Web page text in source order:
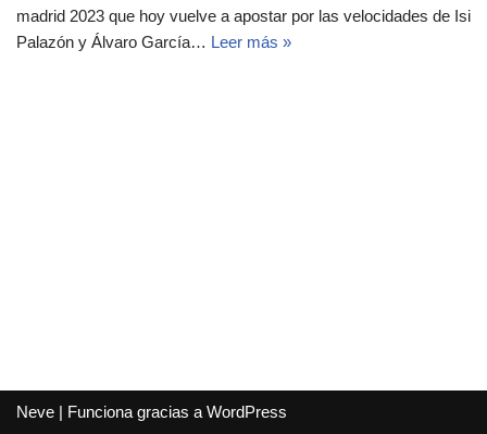
madrid 2023 que hoy vuelve a apostar por las velocidades de Isi
Palazón y Álvaro García… Leer más »
Neve | Funciona gracias a WordPress